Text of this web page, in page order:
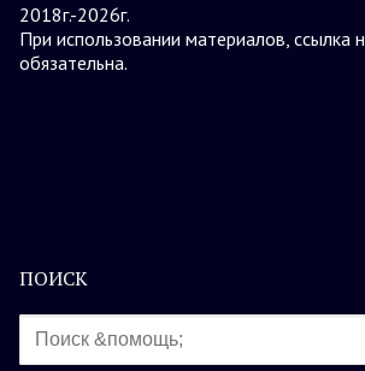
2018г.-2026г.
При использовании материалов, ссылка
обязательна.
ПОИСК
Найти: